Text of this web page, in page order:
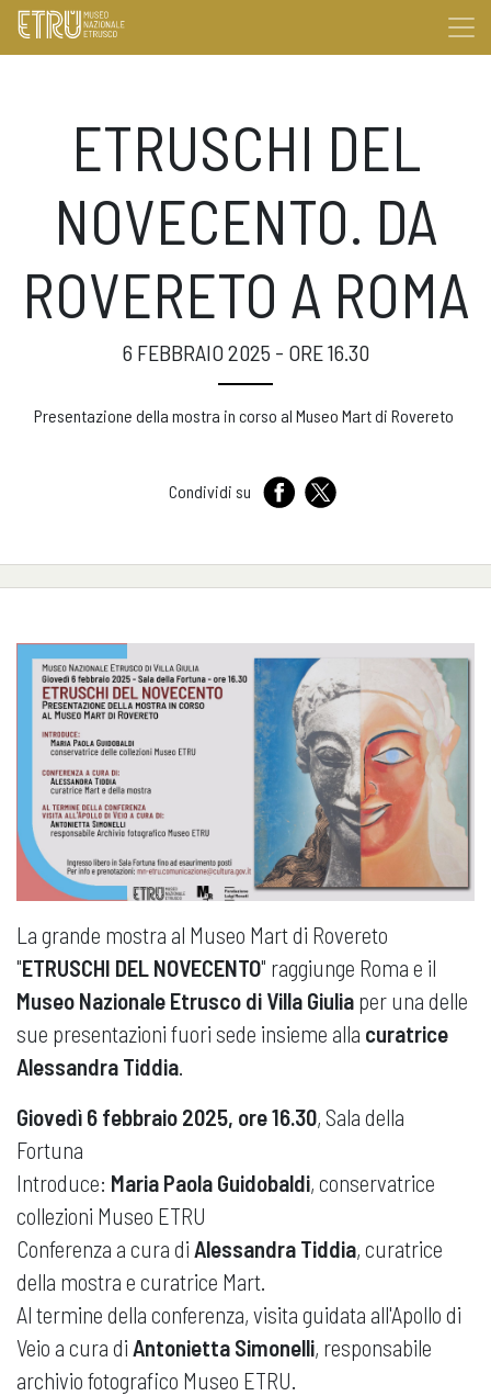
ETRUSCHI DEL
NOVECENTO. DA
ROVERETO A ROMA
6 FEBBRAIO 2025 - ORE 16.30
Presentazione della mostra in corso al Museo Mart di Rovereto
Condividi su
La grande mostra al Museo Mart di Rovereto
"ETRUSCHI DEL NOVECENTO" raggiunge Roma e il
Museo Nazionale Etrusco di Villa Giulia per una delle
sue presentazioni fuori sede insieme alla curatrice
Alessandra Tiddia.
Giovedì 6 febbraio 2025, ore 16.30, Sala della
Fortuna
Introduce: Maria Paola Guidobaldi, conservatrice
collezioni Museo ETRU
Conferenza a cura di Alessandra Tiddia, curatrice
della mostra e curatrice Mart.
Al termine della conferenza, visita guidata all'Apollo di
Veio a cura di Antonietta Simonelli, responsabile
archivio fotografico Museo ETRU.